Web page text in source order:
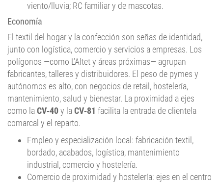
viento/lluvia; RC familiar y de mascotas.
Economía
El textil del hogar y la confección son señas de identidad,
junto con logística, comercio y servicios a empresas. Los
polígonos —como L’Altet y áreas próximas— agrupan
fabricantes, talleres y distribuidores. El peso de pymes y
autónomos es alto, con negocios de retail, hostelería,
mantenimiento, salud y bienestar. La proximidad a ejes
como laCV‑40y laCV‑81 facilita la entrada de clientela
comarcal y el reparto.
Empleo y especialización local: fabricación textil,
bordado, acabados, logística, mantenimiento
industrial, comercio y hostelería.
Comercio de proximidad y hostelería: ejes en el centro